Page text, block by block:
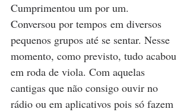
Cumprimentou um por um.
Conversou por tempos em diversos
pequenos grupos até se sentar. Nesse
momento, como previsto, tudo acabou
em roda de viola. Com aquelas
cantigas que não consigo ouvir no
rádio ou em aplicativos pois só fazem